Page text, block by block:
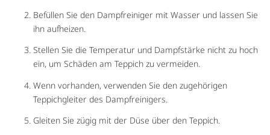
Befüllen Sie den Dampfreiniger mit Wasser und lassen Sie
ihn aufheizen.
Stellen Sie die Temperatur und Dampfstärke nicht zu hoch
ein, um Schäden am Teppich zu vermeiden.
Wenn vorhanden, verwenden Sie den zugehörigen
Teppichgleiter des Dampfreinigers.
Gleiten Sie zügig mit der Düse über den Teppich.